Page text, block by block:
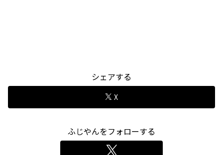
シェアする
X
ふじやんをフォローする